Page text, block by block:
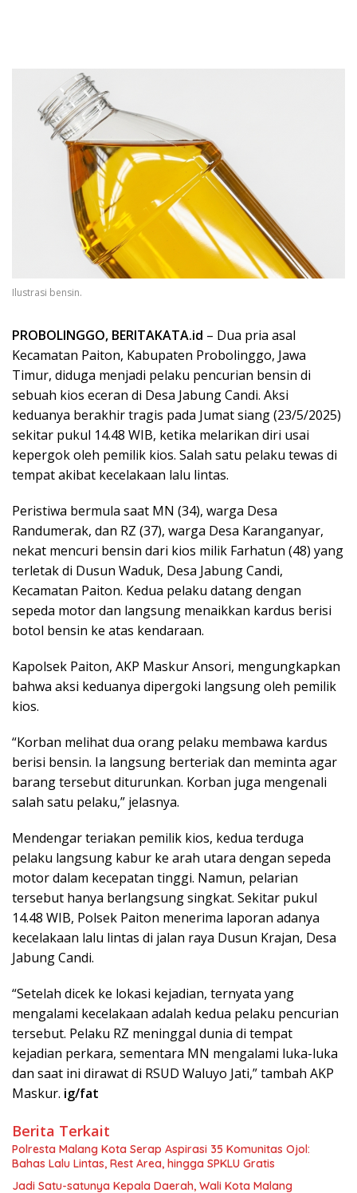
Ilustrasi bensin.
PROBOLINGGO, BERITAKATA.id – Dua pria asal
Kecamatan Paiton, Kabupaten Probolinggo, Jawa
Timur, diduga menjadi pelaku pencurian bensin di
sebuah kios eceran di Desa Jabung Candi. Aksi
keduanya berakhir tragis pada Jumat siang (23/5/2025)
sekitar pukul 14.48 WIB, ketika melarikan diri usai
kepergok oleh pemilik kios. Salah satu pelaku tewas di
tempat akibat kecelakaan lalu lintas.
Peristiwa bermula saat MN (34), warga Desa
Randumerak, dan RZ (37), warga Desa Karanganyar,
nekat mencuri bensin dari kios milik Farhatun (48) yang
terletak di Dusun Waduk, Desa Jabung Candi,
Kecamatan Paiton. Kedua pelaku datang dengan
sepeda motor dan langsung menaikkan kardus berisi
botol bensin ke atas kendaraan.
Kapolsek Paiton, AKP Maskur Ansori, mengungkapkan
bahwa aksi keduanya dipergoki langsung oleh pemilik
kios.
“Korban melihat dua orang pelaku membawa kardus
berisi bensin. Ia langsung berteriak dan meminta agar
barang tersebut diturunkan. Korban juga mengenali
salah satu pelaku,” jelasnya.
Mendengar teriakan pemilik kios, kedua terduga
pelaku langsung kabur ke arah utara dengan sepeda
motor dalam kecepatan tinggi. Namun, pelarian
tersebut hanya berlangsung singkat. Sekitar pukul
14.48 WIB, Polsek Paiton menerima laporan adanya
kecelakaan lalu lintas di jalan raya Dusun Krajan, Desa
Jabung Candi.
“Setelah dicek ke lokasi kejadian, ternyata yang
mengalami kecelakaan adalah kedua pelaku pencurian
tersebut. Pelaku RZ meninggal dunia di tempat
kejadian perkara, sementara MN mengalami luka-luka
dan saat ini dirawat di RSUD Waluyo Jati,” tambah AKP
Maskur. ig/fat
Berita Terkait
Polresta Malang Kota Serap Aspirasi 35 Komunitas Ojol:
Bahas Lalu Lintas, Rest Area, hingga SPKLU Gratis
Jadi Satu-satunya Kepala Daerah, Wali Kota Malang